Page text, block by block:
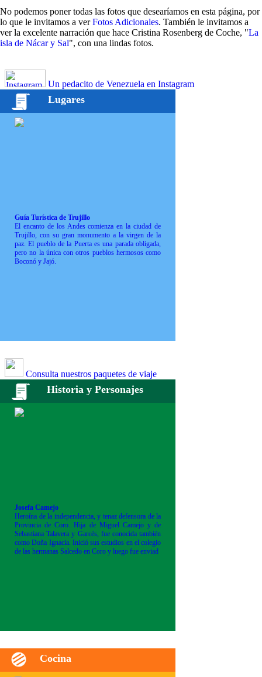
No podemos poner todas las fotos que desearíamos en esta página, por
lo que le invitamos a verFotos Adicionales. También le invitamos a
ver la excelente narración que hace Cristina Rosenberg de Coche, "La
isla de Nácar y Sal", con una lindas fotos.
Un pedacito de Venezuela en Instagram
Lugares
Guía Turística de Trujillo
El encanto de los Andes comienza en la ciudad de
Trujillo, con su gran monumento a la virgen de la
paz. El pueblo de la Puerta es una parada obligada,
pero no la única con otros pueblos hermosos como
Boconó y Jajó.
Consulta nuestros paquetes de viaje
Historia y Personajes
Josefa Camejo
Heroína de la independencia, y tenaz defensora de la
Provincia de Coro. Hija de Miguel Camejo y de
Sebastiana Talavera y Garcés, fue conocida también
como Doña Ignacia. Inició sus estudios en el colegio
de las hermanas Salcedo en Coro y luego fue enviad
Cocina